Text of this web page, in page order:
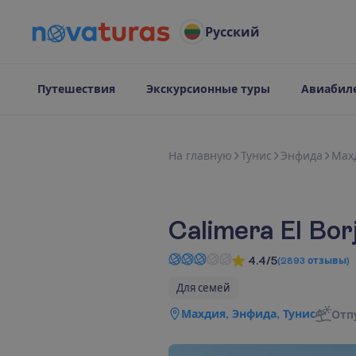
Русский
Путешествия Экскурсионные туры
На главную Тунис Энфида
Calimera El
4.4/5(2893 отзывы)
Для семей
Махдия, Энфида, Тунис